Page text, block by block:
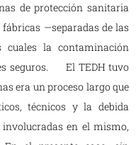
de protección sanitaria
—separadas de las
cuales la contaminación
seguros. El TEDH tuvo
era un proceso largo que
técnicos y la debida
en el mismo,